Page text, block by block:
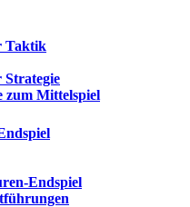
Taktik
Strategie
zum Mittelspiel
Endspiel